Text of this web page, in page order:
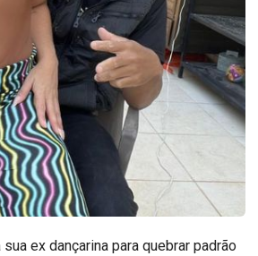
ex dançarina para quebrar padrão